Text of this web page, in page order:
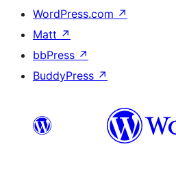
WordPress.com ↗
Matt ↗
bbPress ↗
BuddyPress ↗